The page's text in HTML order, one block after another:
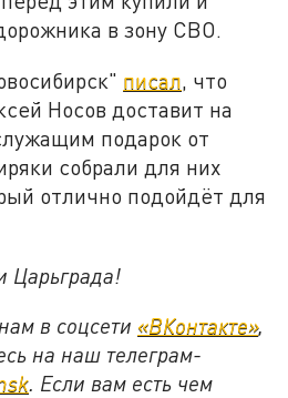
в зону СВО.
писал, что
Носов доставит на
подарок от
собрали для них
отлично подойдёт для
Царьграда!
в соцсети «ВКонтакте»,
на наш телеграм-
. Если вам есть чем